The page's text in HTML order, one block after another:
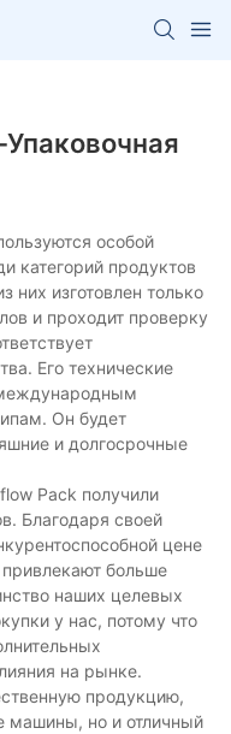
особой
категорий продуктов
них изготовлен только
и проходит проверку
Его технические
Он будет
и долгосрочные
Pack получили
Благодаря своей
цене
больше
наших целевых
у нас, потому что
на рынке.
продукцию,
машины, но и отличный